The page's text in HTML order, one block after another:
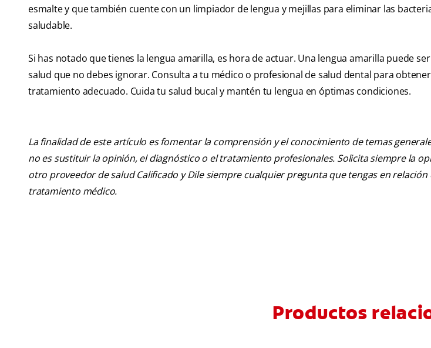
esmalte y que también cuente con un limpiador de lengua y mejillas para eliminar las
saludable.
Si has notado que tienes la lengua amarilla, es hora de actuar. Una lengua amarilla puede
salud que no debes ignorar. Consulta a tu médico o profesional de salud dental para
tratamiento adecuado. Cuida tu salud bucal y mantén tu lengua en óptimas condiciones.
La finalidad de este artículo es fomentar la comprensión y el conocimiento de temas
no es sustituir la opinión, el diagnóstico o el tratamiento profesionales. Solicita siempre la
otro proveedor de salud Calificado y Dile siempre cualquier pregunta que tengas en
tratamiento médico.
Productos